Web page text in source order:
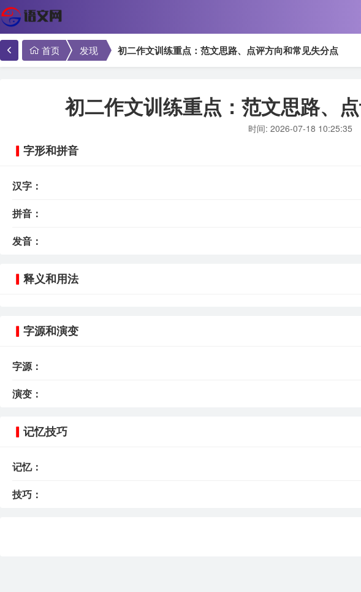
首页 发现 初二作文训练重点：范文思路、点评方向和常见失分点
初二作文训练重点：范文思路、
时间: 2026-07-18 10:25:35
字形和拼音
汉字：
拼音：
发音：
释义和用法
字源和演变
字源：
演变：
记忆技巧
记忆：
技巧：